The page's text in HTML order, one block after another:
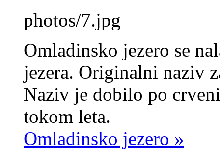
photos/7.jpg
Omladinsko jezero se
jezera. Originalni naziv
Naziv je dobilo po
tokom leta.
Omladinsko jezero »